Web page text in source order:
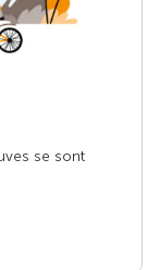
se sont